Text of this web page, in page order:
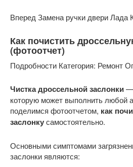
Вперед Замена ручки двери Лада
Как почистить
(фотоотчет)
Подробности Категория: Ремонт
Чистка дроссельной заслонки—
которую может выполнить любой
поделимся фотоотчетом, как
заслонкусамостоятельно.
Основными симптомами
заслонки являются: